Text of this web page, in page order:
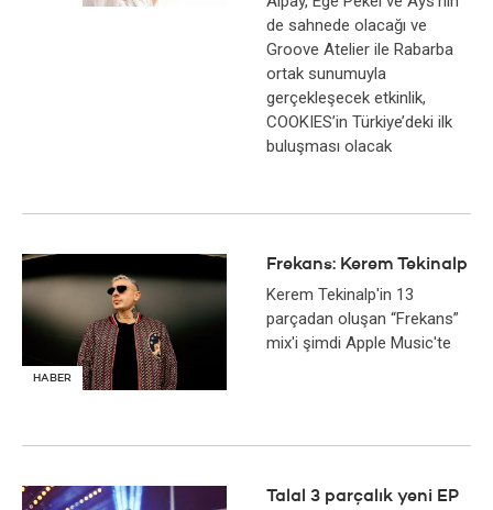
de sahnede olacağı ve
Groove Atelier ile Rabarba
ortak sunumuyla
gerçekleşecek etkinlik,
COOKIES’in Türkiye’deki ilk
buluşması olacak
HABER
Frekans: Kerem Tekinalp
Kerem Tekinalp'in 13
parçadan oluşan “Frekans”
mix'i şimdi Apple Music'te
Talal 3 parçalık yeni EP